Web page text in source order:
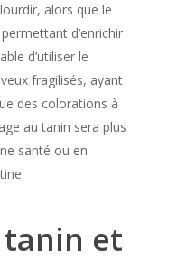
alors que le
d’enrichir
d’utiliser le
fragilisés, ayant
des colorations à
au tanin sera plus
santé ou en
tanin et